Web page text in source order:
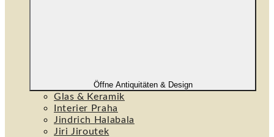
Öffne Antiquitäten & Design
Glas & Keramik
Interier Praha
Jindrich Halabala
Jiri Jiroutek